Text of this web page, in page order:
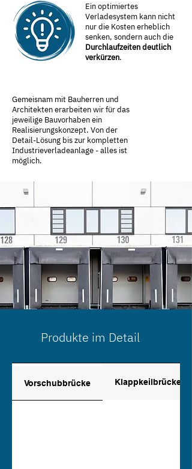
Ein optimiertes
Verladesystem kann nicht
nur die Kosten erheblich
senken, sondern auch die
Durchlaufzeiten deutlich
verkürzen.
Gemeisnam mit Bauherren und
Architekten erarbeiten wir für das
jeweilige Bauvorhaben ein
Realisierungskonzept. Von der
Detail-Lösung bis zur kompletten
Industrieverladeanlage - alles ist
möglich.
Produkte im Detail
Vorschubbrücke Klappkeilbrücke